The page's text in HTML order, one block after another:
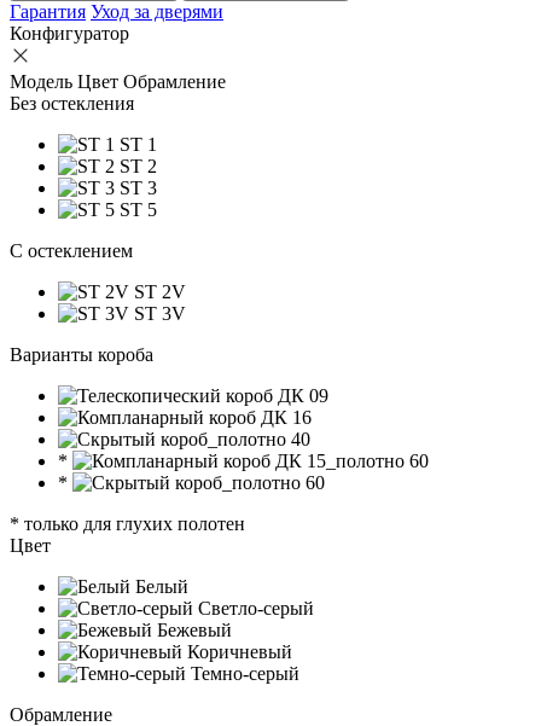
Гарантия Уход за дверями
Конфигуратор
Модель Цвет Обрамление
Без остекления
ST 1
ST 2
ST 3
ST 5
C остеклением
ST 2V
ST 3V
Варианты короба
*
*
* только для глухих полотен
Цвет
Белый
Светло-серый
Бежевый
Коричневый
Темно-серый
Обрамление